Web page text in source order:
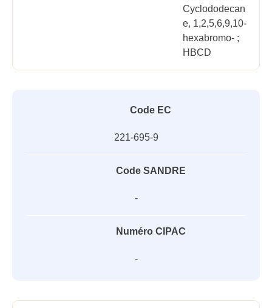
Cyclododecan
e, 1,2,5,6,9,10-
hexabromo- ;
HBCD
Code EC
221-695-9
Code SANDRE
-
Numéro CIPAC
-